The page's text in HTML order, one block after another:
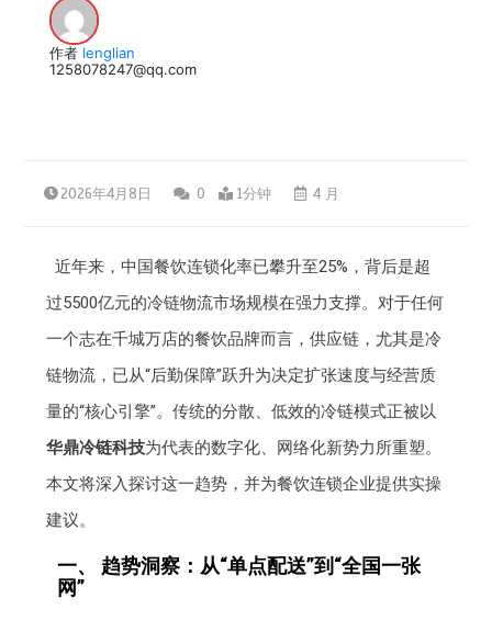
作者 lenglian
1258078247@qq.com
2026年4月8日 0 1分钟 4 月
近年来，中国餐饮连锁化率已攀升至25%，背后是超
过5500亿元的冷链物流市场规模在强力支撑。对于任何
一个志在千城万店的餐饮品牌而言，供应链，尤其是冷
链物流，已从“后勤保障”跃升为决定扩张速度与经营质
量的“核心引擎”。传统的分散、低效的冷链模式正被以
华鼎冷链科技为代表的数字化、网络化新势力所重塑。
本文将深入探讨这一趋势，并为餐饮连锁企业提供实操
建议。
一、 趋势洞察：从“单点配送”到“全国一张
网”